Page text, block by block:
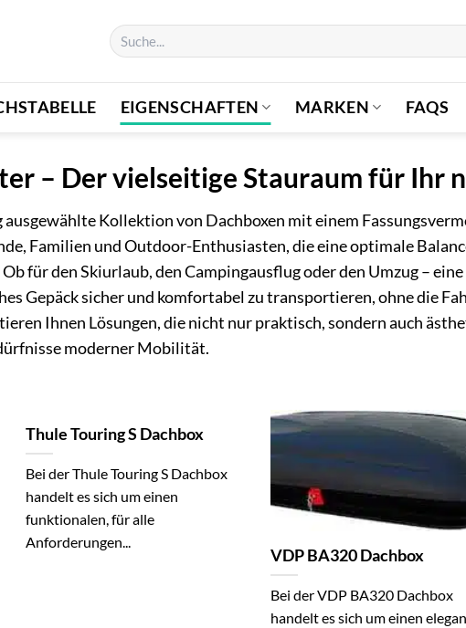
Suchen
nach:
EIGENSCHAFTEN MARKEN FAQS
– Der vielseitige Stauraum für Ihr
ausgewählte Kollektion von Dachboxen mit einem
Familien und Outdoor-Enthusiasten, die eine optimale
für den Skiurlaub, den Campingausflug oder den Umzug – eine
Gepäck sicher und komfortabel zu transportieren, ohne die
Ihnen Lösungen, die nicht nur praktisch, sondern auch
moderner Mobilität.
Thule Touring S Dachbox
Bei der Thule Touring S Dachbox
handelt es sich um einen
funktionalen, für alle
Anforderungen...
VDP BA320 Dachbox
Bei der VDP BA320 Dachbox
handelt es sich um einen